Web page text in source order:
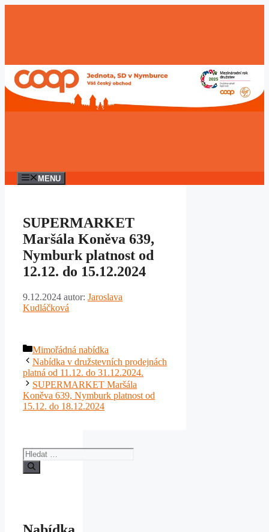
MENU
SUPERMARKET
Maršála Koněva 639,
Nymburk platnost od
12.12. do 15.12.2024
9.12.2024 autor: Jaroslava
Kudláčková
Rubriky
Mimořádná nabídka
Nabídka v družstevních prodejnách
platná od 11.12. do 31.12.2024.
SUPERMARKET Maršála
Koněva 639, Nymburk platnost od
15.12. do 18.12.2024
Hledat: